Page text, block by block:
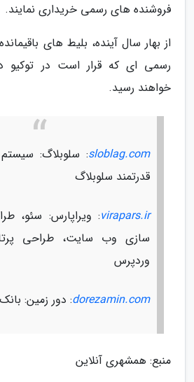
فروشنده های رسمی خریداری نمایند.
از بهار سال آینده، بلیط های
رسمی ای که قرار است در توکیو
خواهند رسید.
sloblag.com: سلوبلاگ:
قدرتمند سلوبلاگ
virapars.ir: ویراپارس: سئو،
سازی وب سایت، طراحی
وردپرس
dorezamin.com: دور زمین:
منبع: همشهری آنلاین